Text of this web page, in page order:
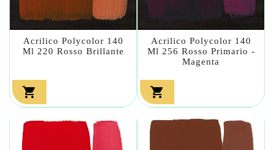
Acrilico Polycolor 140
Ml 220 Rosso Brillante

Acrilico Polycolor 140
Ml 256 Rosso Primario -
Magenta
